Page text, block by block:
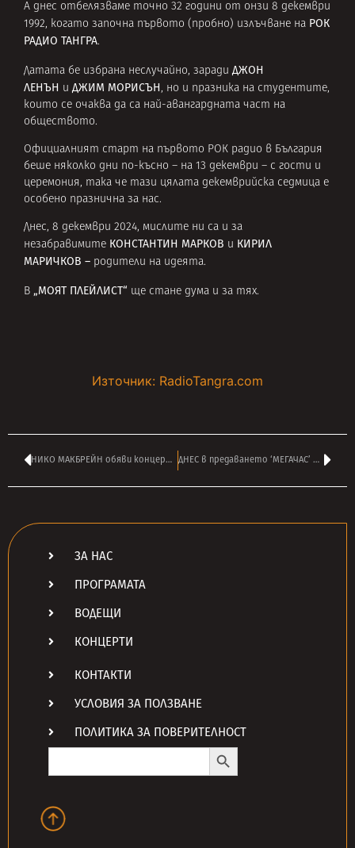
А днес отбелязваме точно 32 години от онзи 8 декември
1992, когато започна първото (пробно) излъчване на РОК
РАДИО ТАНГРА.
Датата бе избрана неслучайно, заради ДЖОН
ЛЕНЪН и ДЖИМ МОРИСЪН, но и празника на студентите,
които се очаква да са най-авангардната част на
обществото.
Официалният старт на първото РОК радио в България
беше няколко дни по-късно – на 13 декември – с гости и
церемония, така че тази цялата декемврийска седмица е
особено празнична за нас.
Днес, 8 декември 2024, мислите ни са и за
незабравимите КОНСТАНТИН МАРКОВ и КИРИЛ
МАРИЧКОВ – родители на идеята.
В „МОЯТ ПЛЕЙЛИСТ“ ще стане дума и за тях.
Източник: RadioTangra.com
НИКО МАКБРЕЙН обяви концерта на IRON MAIDEN днес за последен с тях ДНЕС в предаването ‘МЕГАЧАС’ на АНДРЕЙ ВЛАДОВ от Лондон в 16:00
ЗА НАС
ПРОГРАМАТА
ВОДЕЩИ
КОНЦЕРТИ
КОНТАКТИ
УСЛОВИЯ ЗА ПОЛЗВАНЕ
ПОЛИТИКА ЗА ПОВЕРИТЕЛНОСТ
Search
Search Button